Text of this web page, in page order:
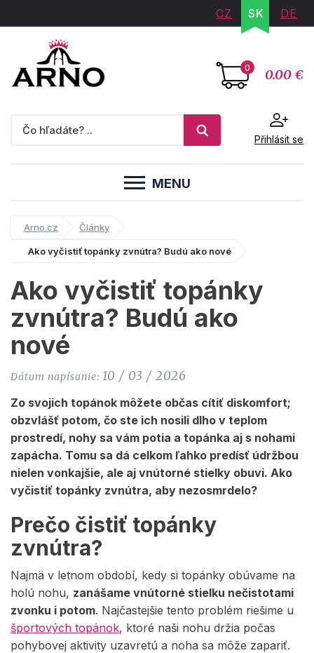
CZ SK DE
0 0.00 €
Přihlásit se
MENU
Arno.cz Články
Ako vyčistiť topánky zvnútra? Budú ako nové
Ako vyčistiť topánky
zvnútra? Budú ako
nové
Dátum napísanie: 10 / 03 / 2026
Zo svojich topánok môžete občas cítiť diskomfort;
obzvlášť potom, čo ste ich nosili dlho v teplom
prostredí, nohy sa vám potia a topánka aj s nohami
zapácha. Tomu sa dá celkom ľahko predísť údržbou
nielen vonkajšie, ale aj vnútorné stielky obuvi. Ako
vyčistiť topánky zvnútra, aby nezosmrdelo?
Prečo čistiť topánky
zvnútra?
Najmä v letnom období, kedy si topánky obúvame na
holú nohu, zanášame vnútorné stielku nečistotami
zvonku i potom. Najčastejšie tento problém riešime u
športových topánok, ktoré naši nohu držia počas
pohybovej aktivity uzavretú a noha sa môže zapariť.